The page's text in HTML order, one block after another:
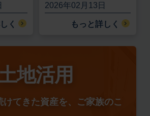
く
2026年02月13日
もっと詳しく
地活用
けてきた資産を、ご家族のこ